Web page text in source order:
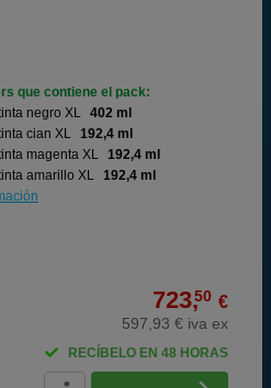
que contiene el pack:
negro XL 402 ml
cian XL 192,4 ml
magenta XL 192,4 ml
amarillo XL 192,4 ml
723,50 €
597,93 € iva ex
RECÍBELO EN 48 HORAS